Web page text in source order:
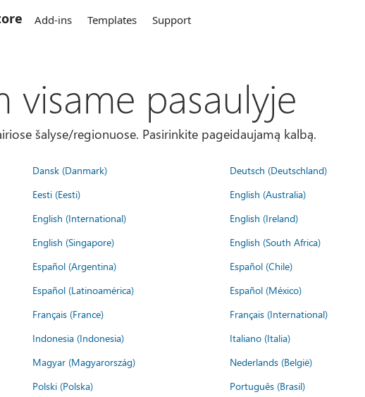
Add-ins Templates Support
visame pasaulyje
šalyse/regionuose. Pasirinkite pageidaujamą kalbą.
Dansk (Danmark) Deutsch (Deutschland)
Eesti (Eesti) English (Australia)
English (International) English (Ireland)
English (Singapore) English (South Africa)
Español (Argentina) Español (Chile)
Español (Latinoamérica) Español (México)
Français (France) Français (International)
Indonesia (Indonesia) Italiano (Italia)
Magyar (Magyarország) Nederlands (België)
Polski (Polska) Português (Brasil)